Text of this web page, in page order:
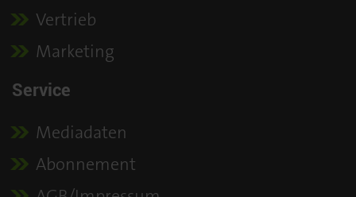
Vertrieb
Marketing
Service
Mediadaten
Abonnement